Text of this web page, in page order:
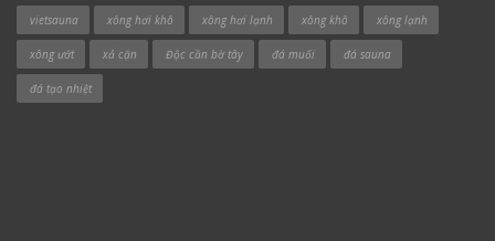
vietsauna xông hơi khô xông hơi lạnh xông khô xông lạnh
xông ướt xả cặn Độc cần bờ tây đá muối đá sauna
đá tạo nhiệt